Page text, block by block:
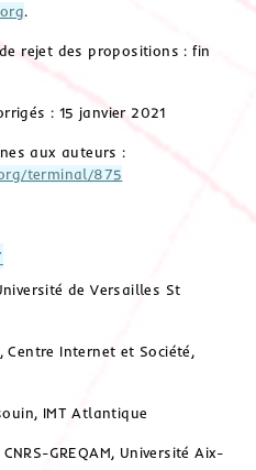
.
rejet des propositions : fin
: 15 janvier 2021
aux auteurs :
terminal/875
de Versailles St
Centre Internet et Société,
IMT Atlantique
GREQAM, Université Aix-